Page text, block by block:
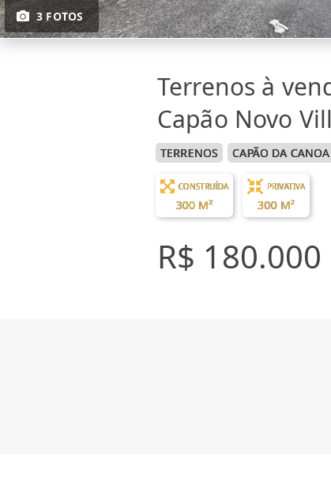
3 FOTOS
Terrenos à
Capão Novo
TERRENOS CAPÃO DA CANOA
CONSTRUÍDA
300 M²
PRIVATIVA
300 M²
R$ 180.000